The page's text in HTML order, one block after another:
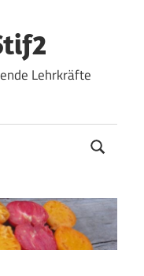
Lehrkräfte